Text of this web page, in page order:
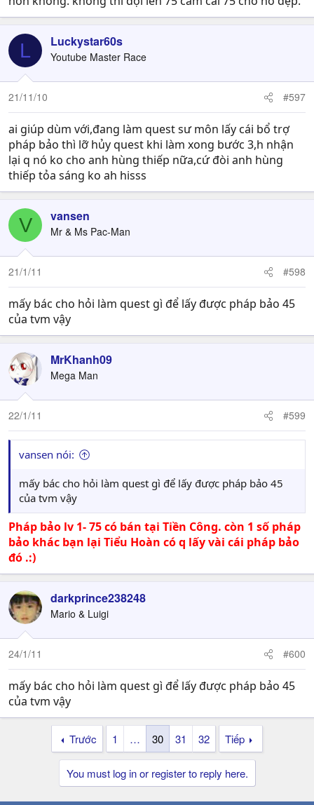
L Luckystar60s
Youtube Master Race
21/11/10 #597
ai giúp dùm với,đang làm quest sư môn lấy cái bổ trợ
pháp bảo thì lỡ hủy quest khi làm xong bước 3,h nhận
lại q nó ko cho anh hùng thiếp nữa,cứ đòi anh hùng
thiếp tỏa sáng ko ah hisss
V vansen
Mr & Ms Pac-Man
21/1/11 #598
mấy bác cho hỏi làm quest gì để lấy được pháp bảo 45
của tvm vậy
MrKhanh09
Mega Man
22/1/11 #599
vansen nói:
mấy bác cho hỏi làm quest gì để lấy được pháp bảo 45
của tvm vậy
Pháp bảo lv 1- 75 có bán tại Tiền Công. còn 1 số pháp
bảo khác bạn lại Tiểu Hoàn có q lấy vài cái pháp bảo
đó .:)
darkprince238248
Mario & Luigi
24/1/11 #600
mấy bác cho hỏi làm quest gì để lấy được pháp bảo 45
của tvm vậy
Trước 1 … 30 31 32 Tiếp
You must log in or register to reply here.